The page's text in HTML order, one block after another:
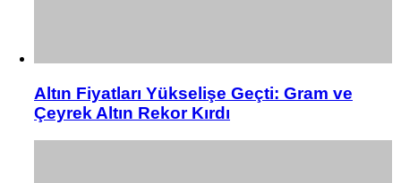
Altın Fiyatları Yükselişe Geçti: Gram ve
Çeyrek Altın Rekor Kırdı